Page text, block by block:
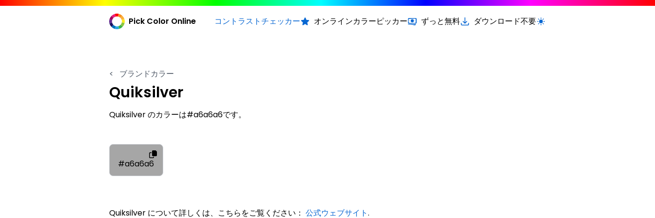
Pick Color Online コントラストチェッカー オンラインカラーピッカー ずっと無料 ダウンロード不要ライト/ダークモードを切り替える
< ブランドカラー
Quiksilver
Quiksilver のカラーは#a6a6a6です。
#a6a6a6
Quiksilver について詳しくは、こちらをご覧ください： 公式ウェブサイト.